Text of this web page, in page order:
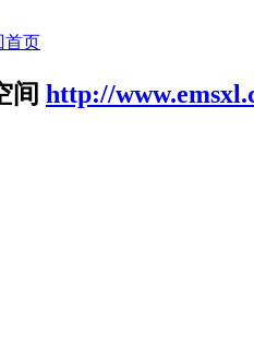
首页
间 http://